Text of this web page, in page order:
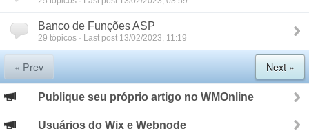
Banco de Funções ASP
29 tópicos · Last post 13/02/2023, 11:19
« Prev Next »
Publique seu próprio artigo no WMOnline
Usuários do Wix e Webnode